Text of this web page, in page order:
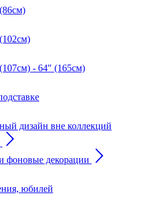
- 64" (165см)
дизайн вне коллекций
фоновые декорации
юбилей